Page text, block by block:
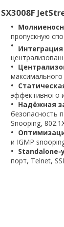
SX3008F
пропускную
Интеграция
эффективного
Надёжная
безопасность
Snooping,
и IGMP
Standalone-
порт, Telnet,